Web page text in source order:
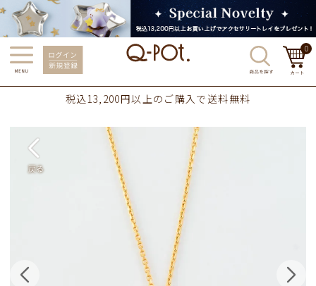
0
税込13,200円以上のご購入で送料無料